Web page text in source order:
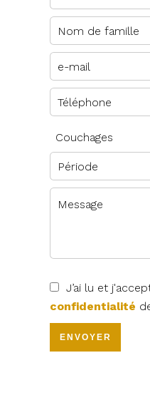
Couchages
J’ai lu et
confidentialité
ENVOYER